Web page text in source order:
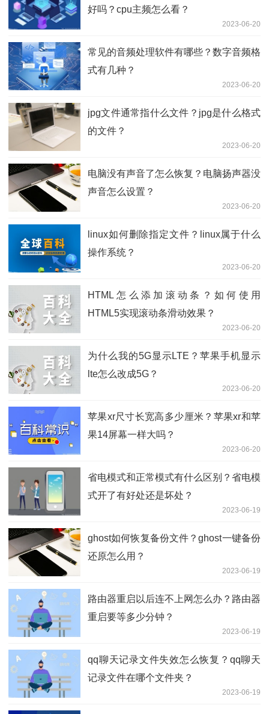
好吗？cpu主频怎么看？
2023-06-20
常见的音频处理软件有哪些？数字音频格
式有几种？
2023-06-20
jpg文件通常指什么文件？jpg是什么格式
的文件？
2023-06-20
电脑没有声音了怎么恢复？电脑扬声器没
声音怎么设置？
2023-06-20
linux如何删除指定文件？linux属于什么
操作系统？
2023-06-20
HTML怎么添加滚动条？如何使用
HTML5实现滚动条滑动效果？
2023-06-20
为什么我的5G显示LTE？苹果手机显示
lte怎么改成5G？
2023-06-20
苹果xr尺寸长宽高多少厘米？苹果xr和苹
果14屏幕一样大吗？
2023-06-20
省电模式和正常模式有什么区别？省电模
式开了有好处还是坏处？
2023-06-19
ghost如何恢复备份文件？ghost一键备份
还原怎么用？
2023-06-19
路由器重启以后连不上网怎么办？路由器
重启要等多少分钟？
2023-06-19
qq聊天记录文件失效怎么恢复？qq聊天
记录文件在哪个文件夹？
2023-06-19